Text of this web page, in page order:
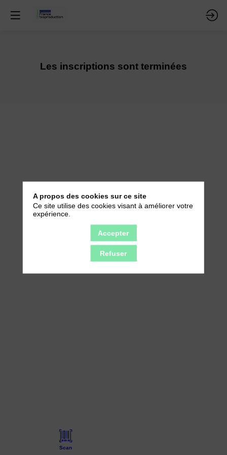
Les inscriptions sont terminées
Scan
A propos des cookies sur ce site
Ce site utilise des cookies visant à améliorer votre
expérience.
Accepter
Refuser